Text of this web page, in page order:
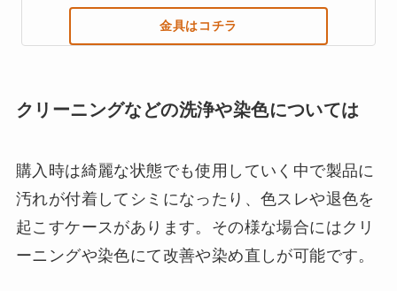
金具はコチラ
クリーニングなどの洗浄や染色については
購入時は綺麗な状態でも使用していく中で製品に
汚れが付着してシミになったり、色スレや退色を
起こすケースがあります。その様な場合にはクリ
ーニングや染色にて改善や染め直しが可能です。